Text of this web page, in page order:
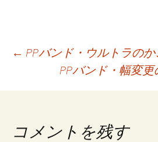
o
o
er es
t
投
稿
ナ
← PPバンド・ウルトラのか
PPバンド・幅変
コメントを残す